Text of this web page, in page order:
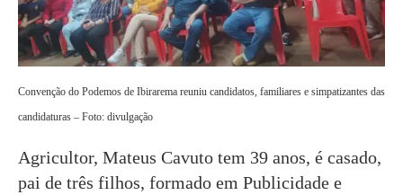
Convenção do Podemos de Ibirarema reuniu candidatos, familiares e simpatizantes das
candidaturas – Foto: divulgação
Agricultor, Mateus Cavuto tem 39 anos, é casado,
pai de três filhos, formado em Publicidade e